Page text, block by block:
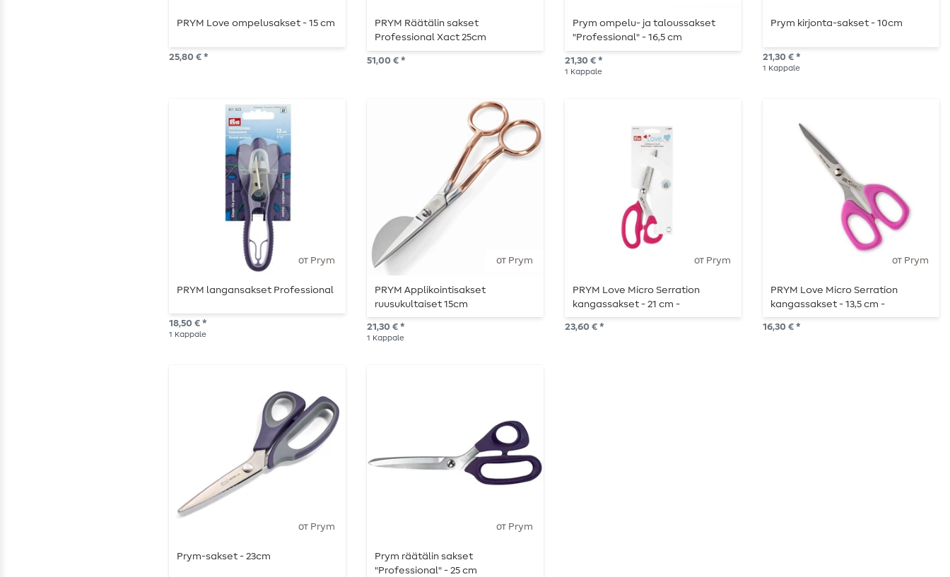
PRYM Love ompelusakset - 15 cm
25,80 € *
PRYM Räätälin sakset
Professional Xact 25cm
51,00 € *
Prym ompelu- ja taloussakset
"Professional" - 16,5 cm
21,30 € *
1 Kappale
Prym kirjonta-sakset - 10cm
21,30 € *
1 Kappale
от Prym
PRYM langansakset Professional
18,50 € *
1 Kappale
от Prym
PRYM Applikointisakset
ruusukultaiset 15cm
21,30 € *
1 Kappale
от Prym
PRYM Love Micro Serration
kangassakset - 21 cm -
vaaleanpunaiset -
vaaleanpunainen
23,60 € *
от Prym
PRYM Love Micro Serration
kangassakset - 13,5 cm -
vaaleanpunainen
16,30 € *
от Prym
Prym-sakset - 23cm
от Prym
Prym räätälin sakset
"Professional" - 25 cm